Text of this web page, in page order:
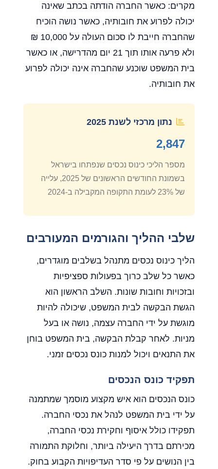
מקרים: כאשר החברה הודתה בכתב שאינה
יכולה לפרוע את חובותיה, כאשר נושה הוכיח
שהחברה חייבת לו סכום העולה על 10,000 ₪
ולא פרעה אותו תוך 21 יום מהדרישה, או כאשר
בית המשפט שוכנע שהחברה אינה יכולה לפרוע
את חובותיה.
נתון מרכזי לשנת 2025
2,847
מספר הליכי כינוס נכסים שנפתחו בישראל
בשמונת החודשים הראשונים של 2025, עלייה
של 23% לעומת התקופה המקבילה ב-2024
שלבי ההליך והגורמים המעורבים
הליך כינוס נכסים מתנהל בשלבים מוגדרים,
כאשר כל שלב כרוך בפעולות ספציפיות
ובזכויות וחובות שונות. השלב הראשון הוא
הגשת הבקשה לבית המשפט, שיכולה להיות
מוגשת על ידי החברה עצמה, נושה או בעל
מניות. לאחר קבלת הבקשה, בית המשפט בוחן
את התנאים ויכול למנות כונס נכסים זמני.
תפקיד כונס הנכסים
כונס הנכסים הוא איש מקצוע מוסמך שמתמנה
על ידי בית המשפט לנהל את נכסי החברה.
תפקידו כולל איסוף וחקירת נכסי החברה,
מכירתם בדרך היעילה ביותר, וחלוקת התמורה
בין הנושים על פי סדר העדיפויות הקבוע בחוק.